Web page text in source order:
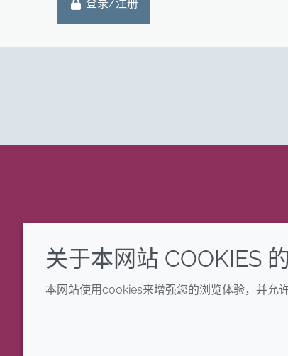
登录/注册
关于本网站 COOKIES
本网站使用cookies来增强您的浏览体验，并允